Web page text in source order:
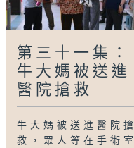
第三十一集：
牛大媽被送進
醫院搶救
牛大媽被送進醫院搶
救，眾人等在手術室